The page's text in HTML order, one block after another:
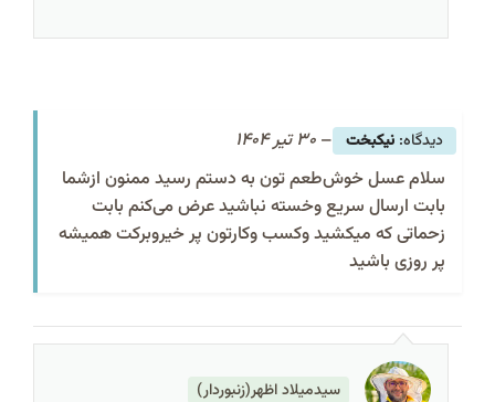
نیکبخت – 30 تیر 1404
سلام عسل خوش‌طعم تون به دستم رسید ممنون ازشما
بابت ارسال سريع وخسته نباشید عرض می‌کنم بابت
زحماتی که میکشید وکسب وکارتون پر خیروبرکت همیشه
پر روزی باشید
سیدمیلاد اظهر(زنبوردار)